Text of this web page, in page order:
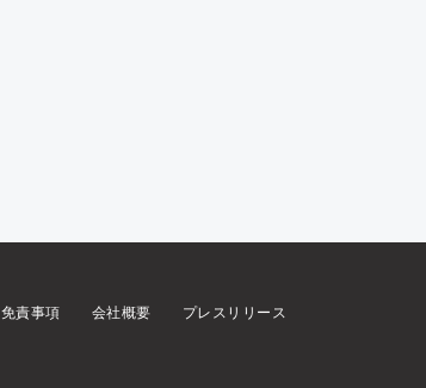
免責事項 会社概要 プレスリリース